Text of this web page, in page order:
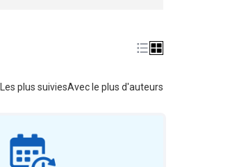
Les plus suiviesAvec le plus d'auteurs